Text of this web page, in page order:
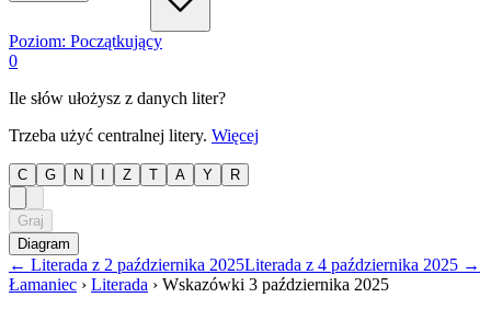
Poziom: Początkujący
0
Ile słów ułożysz z danych liter?
Trzeba użyć centralnej litery. Więcej
C G N Z T A Y R
Graj
Diagram
← Literada z 2 października 2025Literada z 4 października 2025 →
Łamaniec › Literada › Wskazówki 3 października 2025